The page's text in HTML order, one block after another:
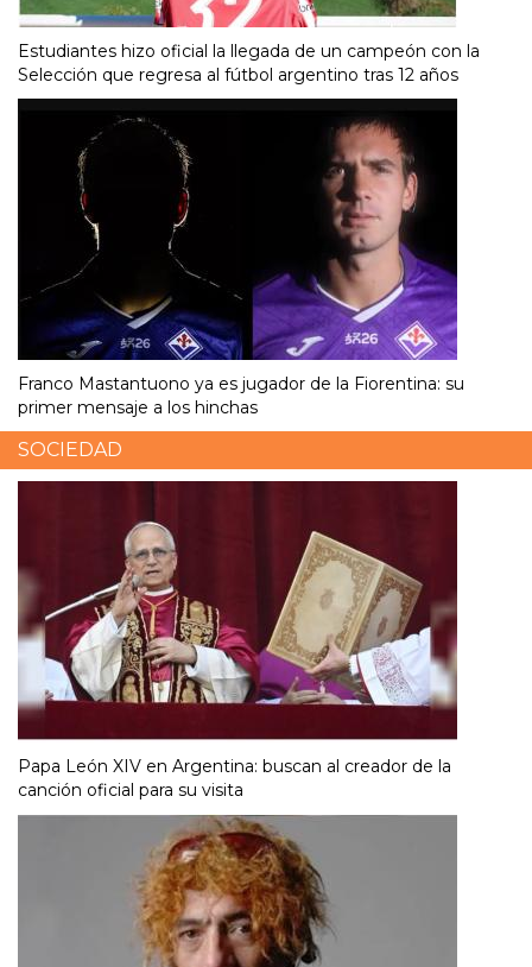
Estudiantes hizo oficial la llegada de un campeón con la
Selección que regresa al fútbol argentino tras 12 años
Franco Mastantuono ya es jugador de la Fiorentina: su
primer mensaje a los hinchas
SOCIEDAD
Papa León XIV en Argentina: buscan al creador de la
canción oficial para su visita